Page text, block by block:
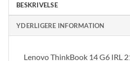
BESKRIVELSE
YDERLIGERE INFORMATION
Lenovo ThinkBook 14 G6 IRL